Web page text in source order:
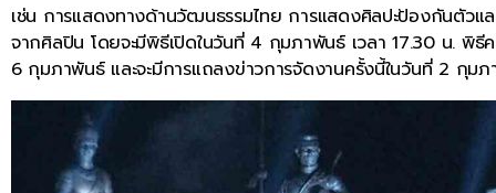
เช่น การแสดงทางด้านวัฒนธรรมไทย การแสดงศิลปะป้องกันตัว
จากศิลปิน โดยจะมีพิธีเปิดในวันที่ 4 กุมภาพันธ์ เวลา 17.30 น. พิ
6 กุมภาพันธ์ และจะมีการแถลงข่าวการจัดงานครั้งนี้ในวันที่ 2 กุม